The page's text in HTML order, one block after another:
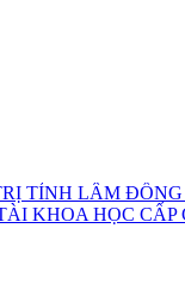
TỈNH LÂM ĐỒNG
KHOA HỌC CẤP